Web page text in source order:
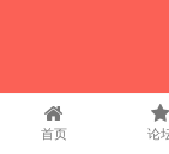
首页 论